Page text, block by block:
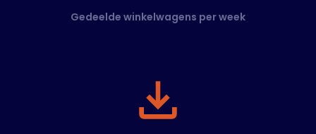
Gedeelde winkelwagens per week